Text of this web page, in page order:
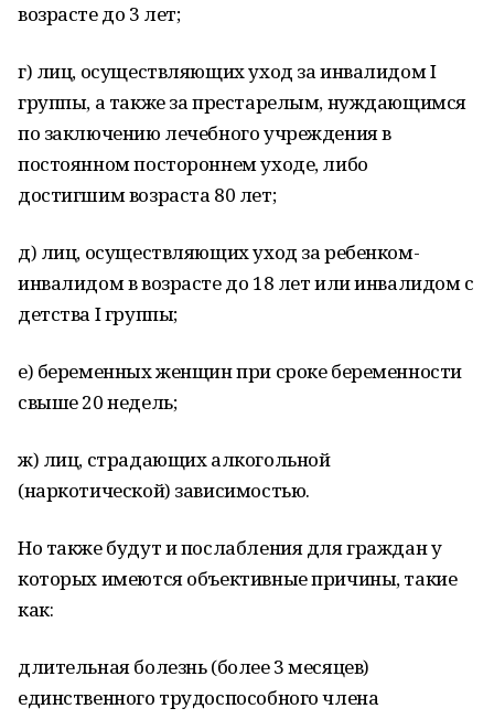
возрасте до 3 лет;
г) лиц, осуществляющих уход за инвалидом I
группы, а также за престарелым, нуждающимся
по заключению лечебного учреждения в
постоянном постороннем уходе, либо
достигшим возраста 80 лет;
д) лиц, осуществляющих уход за ребенком-
инвалидом в возрасте до 18 лет или инвалидом с
детства I группы;
е) беременных женщин при сроке беременности
свыше 20 недель;
ж) лиц, страдающих алкогольной
(наркотической) зависимостью.
Но также будут и послабления для граждан у
которых имеются объективные причины, такие
как:
длительная болезнь (более 3 месяцев)
единственного трудоспособного члена